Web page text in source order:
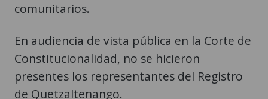
comunitarios.
En audiencia de vista pública en la Corte de
Constitucionalidad, no se hicieron
presentes los representantes del Registro
de Quetzaltenango.